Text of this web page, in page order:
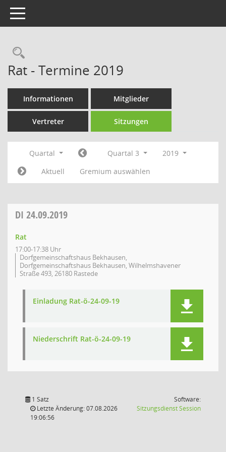
Toggle navigation
Rechercheauswahl
Rat - Termine 2019
Informationen Mitglieder
Vertreter Sitzungen
Quartal Quartal 3
2019
Aktuell
Gremium auswählen
DI 24.09.2019
Rat
17:00-17:38 Uhr
Dorfgemeinschaftshaus Bekhausen,
Dorfgemeinschaftshaus Bekhausen, Wilhelmshavener
Straße 493, 26180 Rastede
Einladung Rat-ö-24-09-19
Niederschrift Rat-ö-24-09-19
1 Satz
Letzte Änderung: 07.08.2026
19:06:56
Software:
SitzungsdienstSession(Wird in